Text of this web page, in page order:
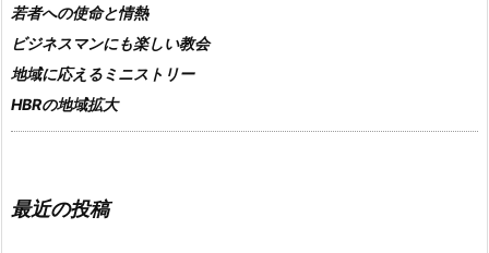
若者への使命と情熱
ビジネスマンにも楽しい教会
地域に応えるミニストリー
HBRの地域拡大
最近の投稿